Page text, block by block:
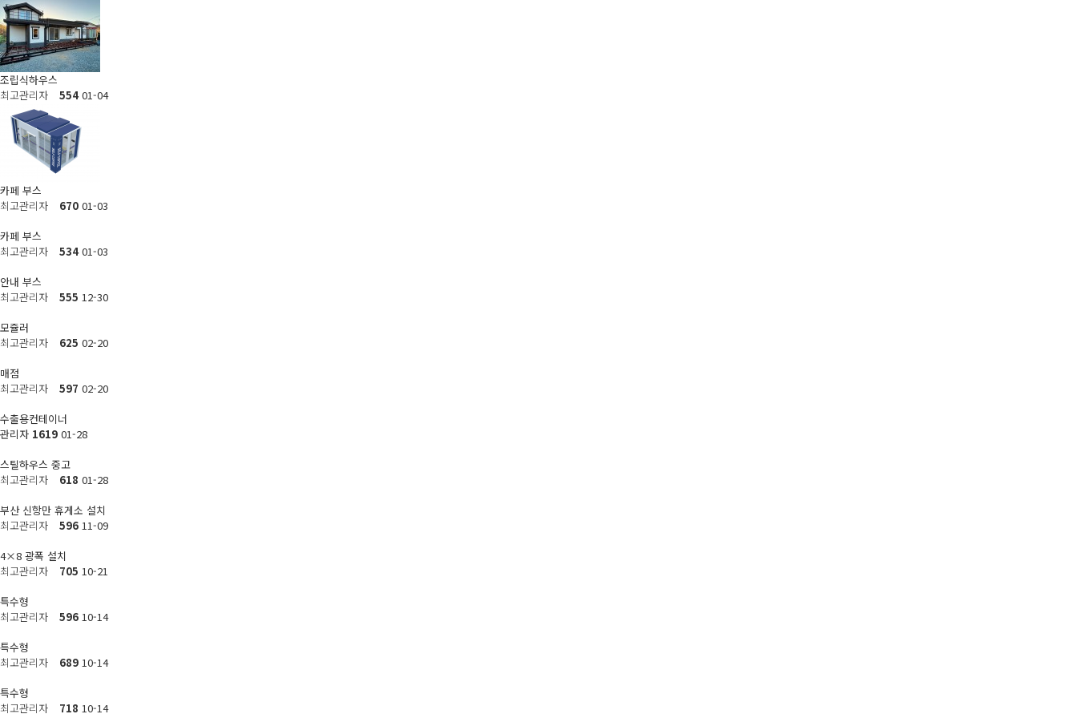
조립식하우스
최고관리자
554 01-04
카페 부스
최고관리자
670 01-03
카페 부스
최고관리자
534 01-03
안내 부스
최고관리자
555 12-30
모쥴러
최고관리자
625 02-20
매점
최고관리자
597 02-20
수출용컨테이너
관리자 1619 01-28
스틸하우스 중고
최고관리자
618 01-28
부산 신항만 휴게소 설치
최고관리자
596 11-09
4×8 광폭 설치
최고관리자
705 10-21
특수형
최고관리자
596 10-14
특수형
최고관리자
689 10-14
특수형
최고관리자
718 10-14